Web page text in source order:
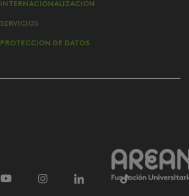
INTERNACIONALIZACIÓN
SERVICIOS
PROTECCIÓN DE DATOS